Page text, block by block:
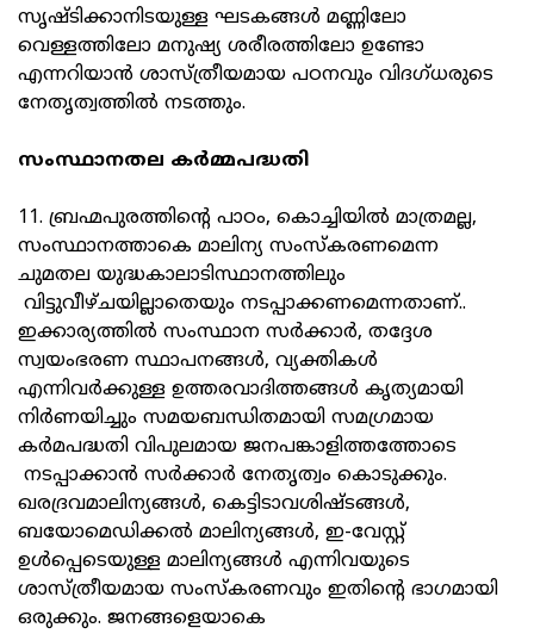
സൃഷ്ടിക്കാനിടയുള്ള ഘടകങ്ങള്‍ മണ്ണിലോ
വെള്ളത്തിലോ മനുഷ്യ ശരീരത്തിലോ ഉണ്ടോ
എന്നറിയാന്‍ ശാസ്ത്രീയമായ പഠനവും വിദഗ്ധരുടെ
നേതൃത്വത്തില്‍ നടത്തും.
സംസ്ഥാനതല കര്‍മ്മപദ്ധതി
11. ബ്രഹ്മപുരത്തിന്റെ പാഠം, കൊച്ചിയില്‍ മാത്രമല്ല,
സംസ്ഥാനത്താകെ മാലിന്യ സംസ്‌കരണമെന്ന
ചുമതല യുദ്ധകാലാടിസ്ഥാനത്തിലും
വിട്ടുവീഴ്ചയില്ലാതെയും നടപ്പാക്കണമെന്നതാണ്..
ഇക്കാര്യത്തില്‍ സംസ്ഥാന സര്‍ക്കാര്‍, തദ്ദേശ
സ്വയംഭരണ സ്ഥാപനങ്ങള്‍, വ്യക്തികള്‍
എന്നിവര്‍ക്കുള്ള ഉത്തരവാദിത്തങ്ങള്‍ കൃത്യമായി
നിര്‍ണയിച്ചും സമയബന്ധിതമായി സമഗ്രമായ
കര്‍മപദ്ധതി വിപുലമായ ജനപങ്കാളിത്തത്തോടെ
നടപ്പാക്കാന്‍ സര്‍ക്കാര്‍ നേതൃത്വം കൊടുക്കും.
ഖരദ്രവമാലിന്യങ്ങള്‍, കെട്ടിടാവശിഷ്ടങ്ങള്‍,
ബയോമെഡിക്കല്‍ മാലിന്യങ്ങള്‍, ഇ-വേസ്റ്റ്
ഉള്‍പ്പെടെയുള്ള മാലിന്യങ്ങള്‍ എന്നിവയുടെ
ശാസ്ത്രീയമായ സംസ്കരണവും ഇതിന്റെ ഭാഗമായി
ഒരുക്കും. ജനങ്ങളെയാകെ